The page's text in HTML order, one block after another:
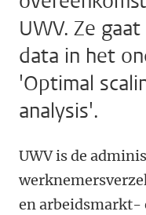
UWV. Ze
data in het
'Optimal
analysis'.
UWV is de
en arbeidsmarkt-